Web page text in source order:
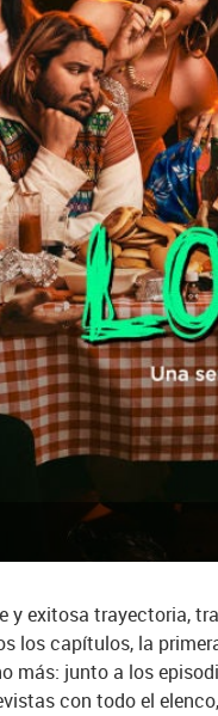
y exitosa trayectoria,
los capítulos, la
más: junto a los
con todo el